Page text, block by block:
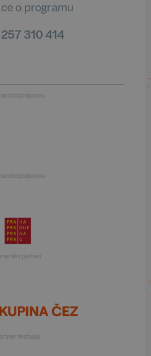
o programu
310 414
podporou
podporou
partner
festivalu